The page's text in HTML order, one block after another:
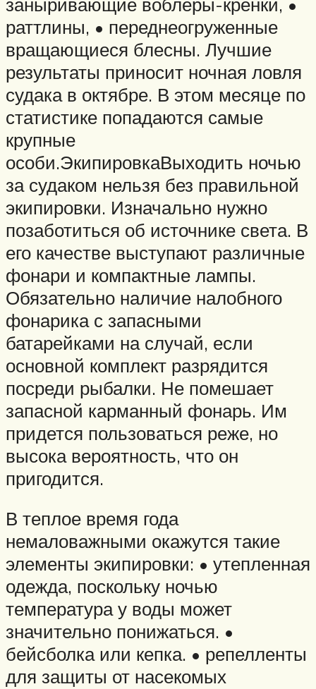
раттлины, • переднеогруженные
вращающиеся блесны. Лучшие
результаты приносит ночная ловля
судака в октябре. В этом месяце по
статистике попадаются самые
крупные
особи.ЭкипировкаВыходить ночью
за судаком нельзя без правильной
экипировки. Изначально нужно
позаботиться об источнике света. В
его качестве выступают различные
фонари и компактные лампы.
Обязательно наличие налобного
фонарика с запасными
батарейками на случай, если
основной комплект разрядится
посреди рыбалки. Не помешает
запасной карманный фонарь. Им
придется пользоваться реже, но
высока вероятность, что он
пригодится.
В теплое время года
немаловажными окажутся такие
элементы экипировки: • утепленная
одежда, поскольку ночью
температура у воды может
значительно понижаться. •
бейсболка или кепка. • репелленты
для защиты от насекомых